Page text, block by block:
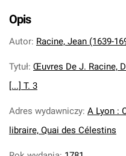
Opis
Autor: Racine, Jean (1639-
Tytuł: Œuvres De J. Racine,
[...] T. 3
Adres wydawniczy: A Lyon :
libraire, Quai des Célestins